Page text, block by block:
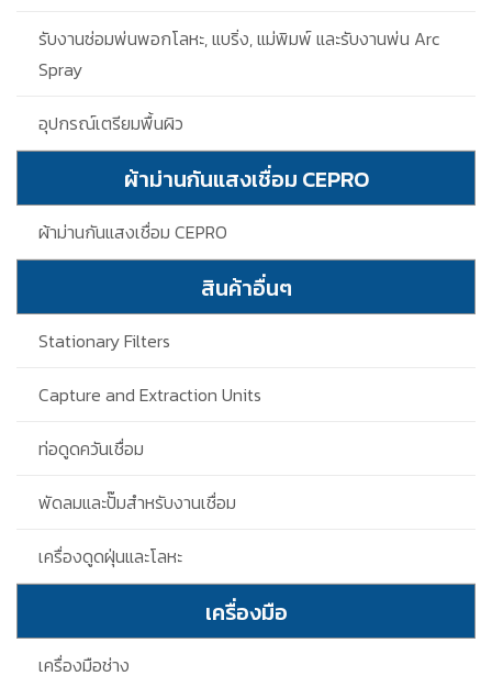
รับงานซ่อมพ่นพอกโลหะ, แบริ่ง, แม่พิมพ์ และรับงานพ่น Arc
Spray
อุปกรณ์เตรียมพื้นผิว
ผ้าม่านกันแสงเชื่อม CEPRO
ผ้าม่านกันแสงเชื่อม CEPRO
สินค้าอื่นๆ
Stationary Filters
Capture and Extraction Units
ท่อดูดควันเชื่อม
พัดลมและปั๊มสำหรับงานเชื่อม
เครื่องดูดฝุ่นและโลหะ
เครื่องมือ
เครื่องมือช่าง